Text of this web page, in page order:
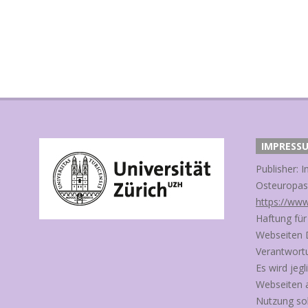
Publisher:
https://
Haftung
Webseiten
Es wird
Webseiten
Nutzung